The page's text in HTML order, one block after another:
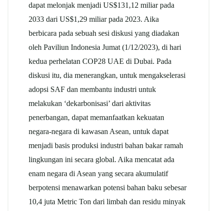
dapat melonjak menjadi US$131,12 miliar pada
2033 dari US$1,29 miliar pada 2023. Aika
berbicara pada sebuah sesi diskusi yang diadakan
oleh Paviliun Indonesia Jumat (1/12/2023), di hari
kedua perhelatan COP28 UAE di Dubai. Pada
diskusi itu, dia menerangkan, untuk mengakselerasi
adopsi SAF dan membantu industri untuk
melakukan ‘dekarbonisasi’ dari aktivitas
penerbangan, dapat memanfaatkan kekuatan
negara-negara di kawasan Asean, untuk dapat
menjadi basis produksi industri bahan bakar ramah
lingkungan ini secara global. Aika mencatat ada
enam negara di Asean yang secara akumulatif
berpotensi menawarkan potensi bahan baku sebesar
10,4 juta Metric Ton dari limbah dan residu minyak